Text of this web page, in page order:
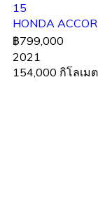
15
HONDA
฿799,000
2021
154,000 กิโลเม